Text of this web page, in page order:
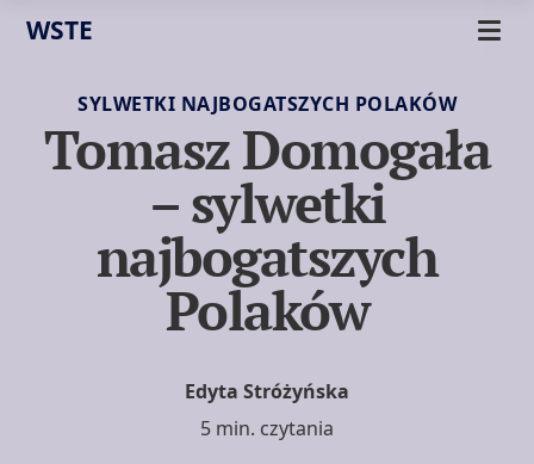
WSTE
SYLWETKI NAJBOGATSZYCH POLAKÓW
Tomasz Domogała
– sylwetki
najbogatszych
Polaków
Edyta Stróżyńska
5 min. czytania